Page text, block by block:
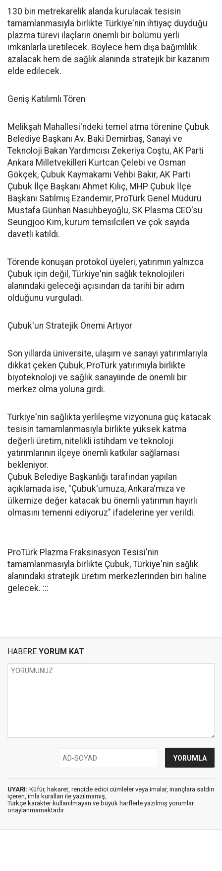
130 bin metrekarelik alanda kurulacak tesisin
tamamlanmasıyla birlikte Türkiye'nin ihtiyaç duyduğu
plazma türevi ilaçların önemli bir bölümü yerli
imkanlarla üretilecek. Böylece hem dışa bağımlılık
azalacak hem de sağlık alanında stratejik bir kazanım
elde edilecek.
Geniş Katılımlı Tören
Melikşah Mahallesi'ndeki temel atma törenine Çubuk
Belediye Başkanı Av. Baki Demirbaş, Sanayi ve
Teknoloji Bakan Yardımcısı Zekeriya Coştu, AK Parti
Ankara Milletvekilleri Kurtcan Çelebi ve Osman
Gökçek, Çubuk Kaymakamı Vehbi Bakır, AK Parti
Çubuk İlçe Başkanı Ahmet Kılıç, MHP Çubuk İlçe
Başkanı Satılmış Ezandemir, ProTürk Genel Müdürü
Mustafa Günhan Nasuhbeyoğlu, SK Plasma CEO'su
Seungjoo Kim, kurum temsilcileri ve çok sayıda
davetli katıldı.
Törende konuşan protokol üyeleri, yatırımın yalnızca
Çubuk için değil, Türkiye'nin sağlık teknolojileri
alanındaki geleceği açısından da tarihi bir adım
olduğunu vurguladı.
Çubuk'un Stratejik Önemi Artıyor
Son yıllarda üniversite, ulaşım ve sanayi yatırımlarıyla
dikkat çeken Çubuk, ProTürk yatırımıyla birlikte
biyoteknoloji ve sağlık sanayiinde de önemli bir
merkez olma yoluna girdi.
Türkiye'nin sağlıkta yerlileşme vizyonuna güç katacak
tesisin tamamlanmasıyla birlikte yüksek katma
değerli üretim, nitelikli istihdam ve teknoloji
yatırımlarının ilçeye önemli katkılar sağlaması
bekleniyor.
Çubuk Belediye Başkanlığı tarafından yapılan
açıklamada ise, "Çubuk'umuza, Ankara'mıza ve
ülkemize değer katacak bu önemli yatırımın hayırlı
olmasını temenni ediyoruz" ifadelerine yer verildi.
ProTürk Plazma Fraksinasyon Tesisi'nin
tamamlanmasıyla birlikte Çubuk, Türkiye'nin sağlık
alanındaki stratejik üretim merkezlerinden biri haline
gelecek. :::
HABERE YORUM KAT
UYARI: Küfür, hakaret, rencide edici cümleler veya imalar, inançlara saldırı
içeren, imla kuralları ile yazılmamış,
Türkçe karakter kullanılmayan ve büyük harflerle yazılmış yorumlar
onaylanmamaktadır.